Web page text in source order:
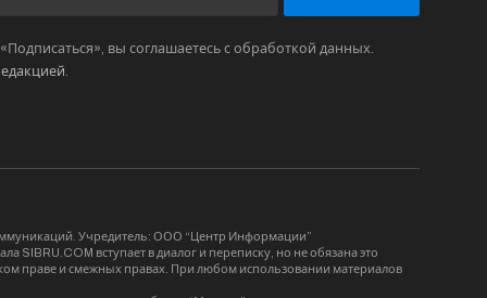
вы соглашаетесь с обработкой данных.
Учредитель: ООО “Центр Информации”
SIBRU.COM вступает в диалог и переписку, но не обязана это
праве и смежных правах. При любом использовании материалов